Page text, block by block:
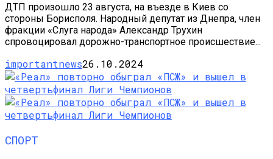
ДТП произошло 23 августа, на въезде в Киев со
стороны Борисполя. Народный депутат из Днепра, член
фракции «Слуга народа» Александр Трухин
спровоцировал дорожно-транспортное происшествие...
importantnews26.10.2024
СПОРТ